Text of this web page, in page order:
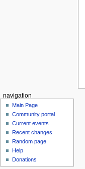
navigation
Main Page
Community portal
Current events
Recent changes
Random page
Help
Donations